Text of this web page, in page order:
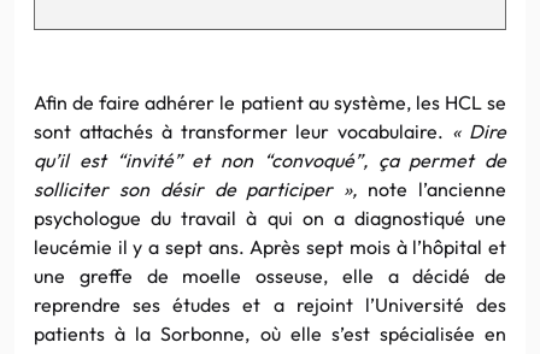
Afin de faire adhérer le patient au système, les HCL se
sont attachés à transformer leur vocabulaire. « Dire
qu’il est “invité” et non “convoqué”, ça permet de
solliciter son désir de participer », note l’ancienne
psychologue du travail à qui on a diagnostiqué une
leucémie il y a sept ans. Après sept mois à l’hôpital et
une greffe de moelle osseuse, elle a décidé de
reprendre ses études et a rejoint l’Université des
patients à la Sorbonne, où elle s’est spécialisée en